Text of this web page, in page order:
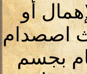
أو
اصصدام
بجسم